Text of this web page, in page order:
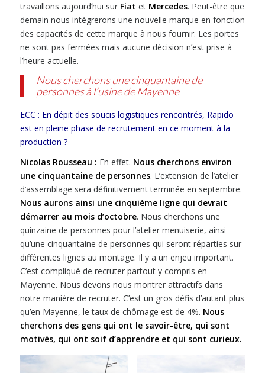
travaillons aujourd’hui sur Fiat et Mercedes. Peut-être que
demain nous intégrerons une nouvelle marque en fonction
des capacités de cette marque à nous fournir. Les portes
ne sont pas fermées mais aucune décision n’est prise à
l’heure actuelle.
Nous cherchons une cinquantaine de
personnes à l’usine de Mayenne
ECC : En dépit des soucis logistiques rencontrés, Rapido
est en pleine phase de recrutement en ce moment à la
production ?
Nicolas Rousseau : En effet. Nous cherchons environ
une cinquantaine de personnes. L’extension de l’atelier
d’assemblage sera définitivement terminée en septembre.
Nous aurons ainsi une cinquième ligne qui devrait
démarrer au mois d’octobre. Nous cherchons une
quinzaine de personnes pour l’atelier menuiserie, ainsi
qu’une cinquantaine de personnes qui seront réparties sur
différentes lignes au montage. Il y a un enjeu important.
C’est compliqué de recruter partout y compris en
Mayenne. Nous devons nous montrer attractifs dans
notre manière de recruter. C’est un gros défis d’autant plus
qu’en Mayenne, le taux de chômage est de 4%. Nous
cherchons des gens qui ont le savoir-être, qui sont
motivés, qui ont soif d’apprendre et qui sont curieux.